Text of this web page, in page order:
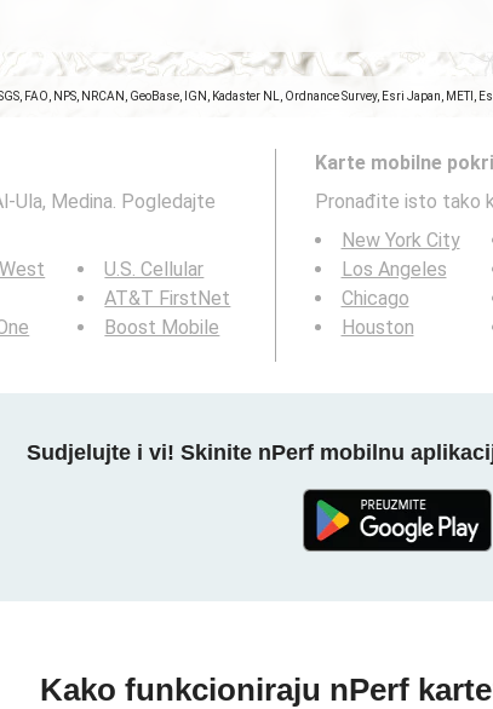
FAO, NPS, NRCAN, GeoBase, IGN, Kadaster NL, Ordnance Survey, Esri Japan,
Ula, Medina. Pogledajte
U.S. Cellular
AT&T FirstNet
Boost Mobile
Karte mobilne
Pronađite isto tako
New York City
Los Angeles
Chicago
Houston
Sudjelujte i vi! Skinite nPerf mobilnu
Kako funkcioniraju nPerf